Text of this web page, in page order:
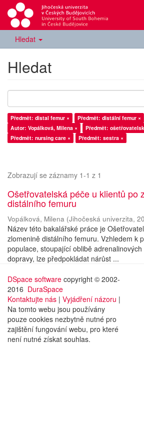
Hledat
Hledat
Předmět: distal femur × Předmět: distální femur ×
Autor: Vopálková, Milena ×
Předmět:
Předmět: nursing care ×
Předmět: sestra ×
Zobrazují se záznamy 1-1 z 1
Ošetřovatelská péče u klientů po
distálního femuru
Vopálková, Milena (Jihočeská univerzita,
Název této bakalářské práce je
zlomenině distálního femuru. Vzhledem k
populace, stoupající oblibě
dopravy, lze předpokládat nárůst ...
DSpace software copyright © 2002-
2016 DuraSpace
Kontaktujte nás | Vyjádření názoru |
Na tomto webu jsou používány
pouze cookies nezbytně nutné pro
zajištění fungování webu, pro které
není nutné získat souhlas.